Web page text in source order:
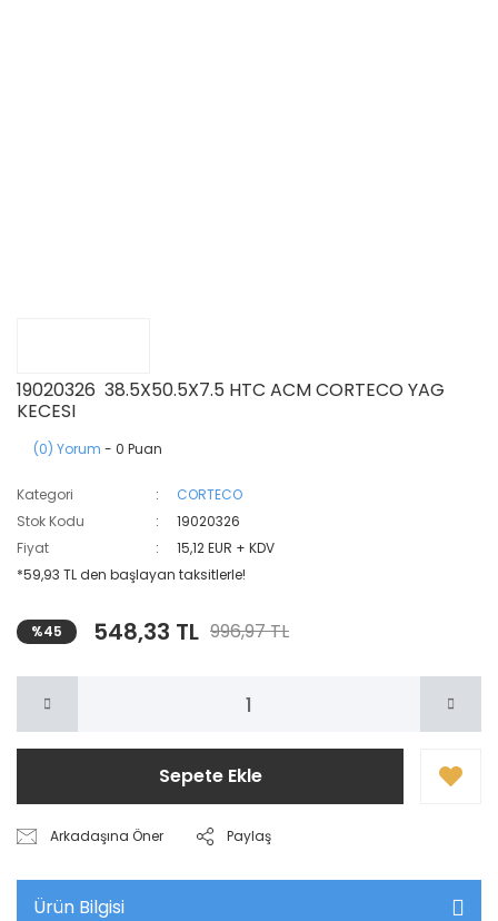
19020326 38.5X50.5X7.5 HTC ACM CORTECO YAG
KECESI
(0) Yorum - 0 Puan
Kategori
CORTECO
Stok Kodu
19020326
Fiyat
15,12 EUR + KDV
*59,93 TL den başlayan taksitlerle!
%45 548,33 TL 996,97 TL
Sepete Ekle
Arkadaşına Öner Paylaş
Ürün Bilgisi